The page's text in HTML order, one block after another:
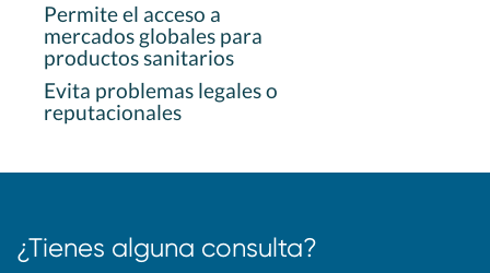
Permite el acceso a
mercados globales para
productos sanitarios
Evita problemas legales o
reputacionales
¿Tienes alguna consulta?